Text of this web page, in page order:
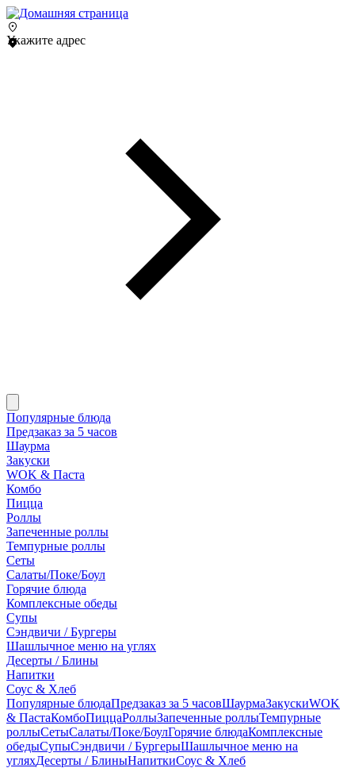
Укажите адрес
Популярные блюда
Предзаказ за 5 часов
Шаурма
Закуски
WOK & Паста
Комбо
Пицца
Роллы
Запеченные роллы
Темпурные роллы
Сеты
Cалаты/Поке/Боул
Горячие блюда
Комплексные обеды
Супы
Сэндвичи / Бургеры
Шашлычное меню на углях
Десерты / Блины
Напитки
Соус & Хлеб
Популярные блюдаПредзаказ за 5 часовШаурмаЗакускиWOK
& ПастаКомбоПиццаРоллыЗапеченные роллыТемпурные
роллыСетыCалаты/Поке/БоулГорячие блюдаКомплексные
обедыСупыСэндвичи / БургерыШашлычное меню на
угляхДесерты / БлиныНапиткиСоус & Хлеб